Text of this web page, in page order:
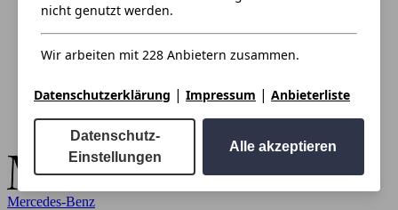
Mercedes-Benz
nicht genutzt werden.
Wir arbeiten mit 228 Anbietern zusammen.
Datenschutzerklärung | Impressum | Anbieterliste
Datenschutz-
Einstellungen
Alle akzeptieren